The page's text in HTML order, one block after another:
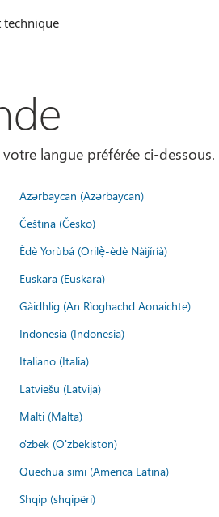
technique
langue préférée ci-dessous.
Azərbaycan (Azərbaycan)
Čeština (Česko)
Èdè Yorùbá (Orilẹ̀-èdè Nàìjíríà)
Euskara (Euskara)
Gàidhlig (An Rìoghachd Aonaichte)
Indonesia (Indonesia)
Italiano (Italia)
Latviešu (Latvija)
Malti (Malta)
o'zbek (O'zbekiston)
Quechua simi (America Latina)
Shqip (shqipëri)